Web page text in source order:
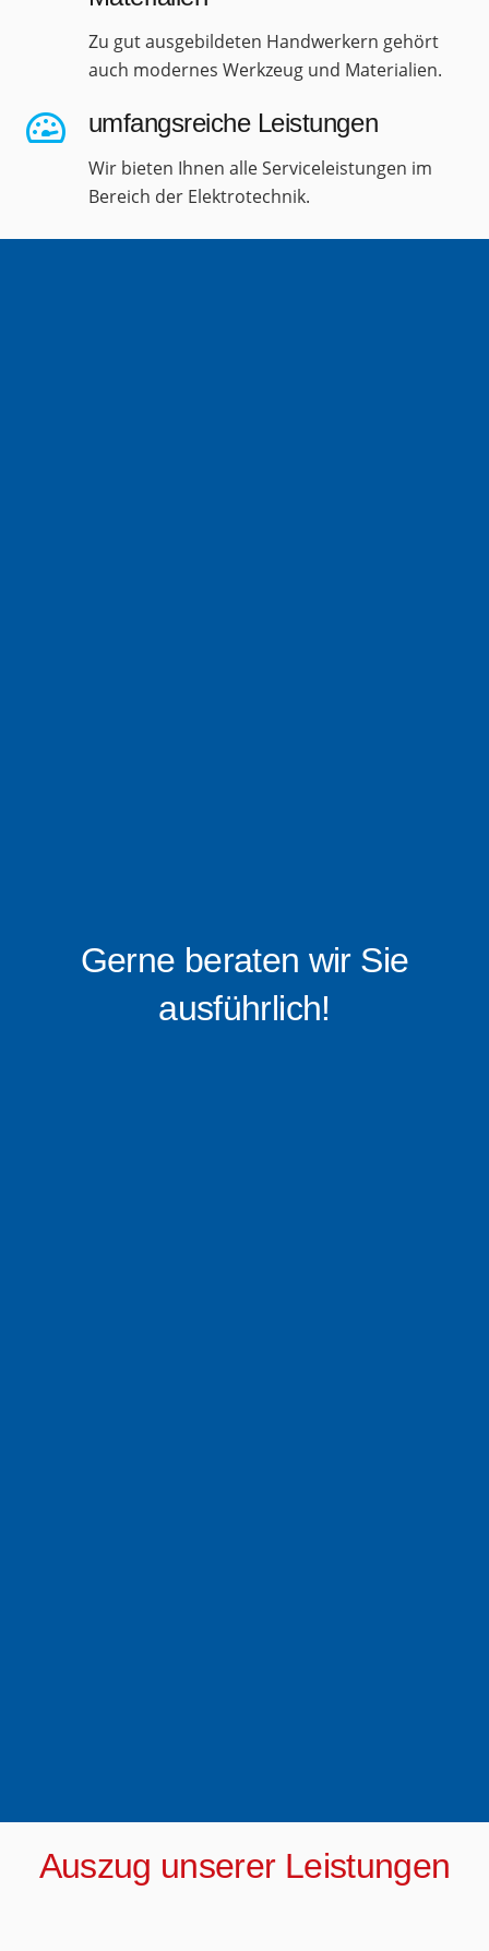
Zu gut ausgebildeten Handwerkern gehört
auch modernes Werkzeug und Materialien.
umfangsreiche Leistungen
Wir bieten Ihnen alle Serviceleistungen im
Bereich der Elektrotechnik.
Gerne beraten wir Sie
ausführlich!
Auszug unserer Leistungen